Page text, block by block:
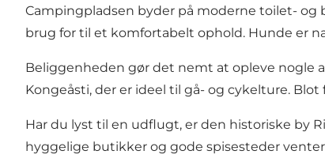
Campingpladsen byder på moderne toilet- og
brug for til et komfortabelt ophold. Hunde er
Beliggenheden gør det nemt at opleve nogle
Kongeåsti, der er ideel til gå- og cykelture.
Har du lyst til en udflugt, er den historiske by
hyggelige butikker og gode spisesteder